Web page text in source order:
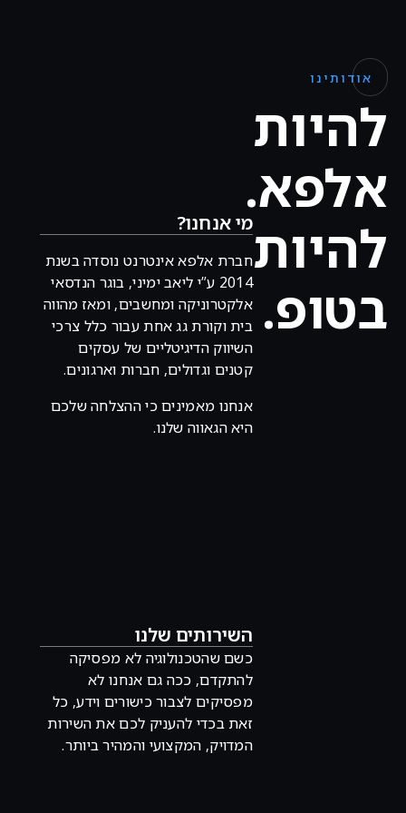
אודותינו
להיות
אלפא.
להיות
בטופ.
מי אנחנו?
חברת אלפא אינטרנט נוסדה בשנת
2014 ע”י ליאב ימיני, בוגר הנדסאי
אלקטרוניקה ומחשבים, ומאז מהווה
בית וקורת גג אחת עבור כלל צרכי
השיווק הדיגיטליים של עסקים
קטנים וגדולים, חברות וארגונים.
אנחנו מאמינים כי ההצלחה שלכם
היא הגאווה שלנו.
השירותים שלנו
כשם שהטכנולוגיה לא מפסיקה
להתקדם, ככה גם אנחנו לא
מפסיקים לצבור כישורים וידע, כל
זאת בכדי להעניק לכם את השירות
המדויק, המקצועי והמהיר ביותר.